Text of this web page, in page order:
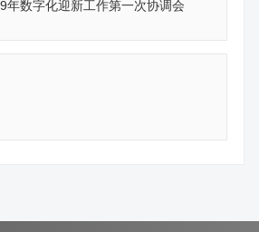
年数字化迎新工作第一次协调会